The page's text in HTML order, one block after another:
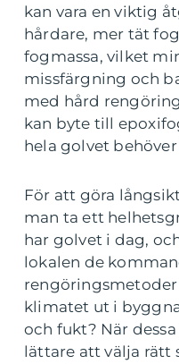
kan vara en viktig
hårdare, mer tät
fogmassa, vilket
missfärgning och
med hård
kan byte till
hela golvet behöver
För att göra
man ta ett
har golvet i dag,
lokalen de
rengöringsmetoder
klimatet ut i
och fukt? När
lättare att välja rätt